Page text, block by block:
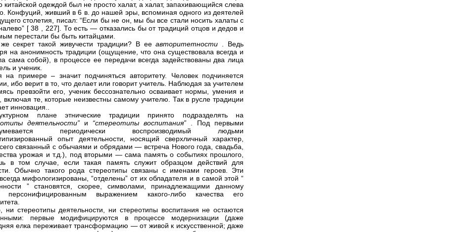
китайской одеждой был не просто халат, а халат, запахивающийся слева
Конфуций, живший в 6 в. до нашей эры, вспоминая одного из деятелей
столетия, писал: “Если бы не он, мы бы все стали носить халаты с
[ 38 , 227]. То есть — отказались бы от традиций отцов и дедов и
перестали бы быть китайцами.
секрет такой живучести традиции? В ееавторитетности
. Ведь
на анонимность традиции (ощущение, что она существовала всегда и
сама собой), в процессе ее передачи всегда задействованы два лица
и ученик.
на примере – значит подчиняться авторитету. Человек подчиняется
ибо верит в то, что делает или говорит учитель. Наблюдая за учителем
превзойти его, ученик бессознательно осваивает нормы, умения и
включая те, которые неизвестны самому учителю. Так в русле традиции
инновация..
плане этнические традиции принято подразделять на
деятельности” и “стереотипы воспитания”
. Под первыми
периодически воспроизводимый людьми
опыт деятельности, носящий сверхличный характер,
связанный с обычаями и обрядами — встреча Нового года, свадьба,
урожая и т.д.), под вторыми — сама память о событиях прошлого,
в том случае, если такая память служит образцом действий для
Обычно такого рода стереотипы связаны с именами героев. Эти
мифологизированы, “отделены” от их обладателя и в самой этой “
” становятся, скорее, символами, принадлежащими данному
персонифицированным выражением какого-либо качества его
ни стереотипы деятельности, ни стереотипы воспитания не остаются
первые модифицируются в процессе модернизации (даже
елка переживает трансформацию — от живой к искусственной; даже